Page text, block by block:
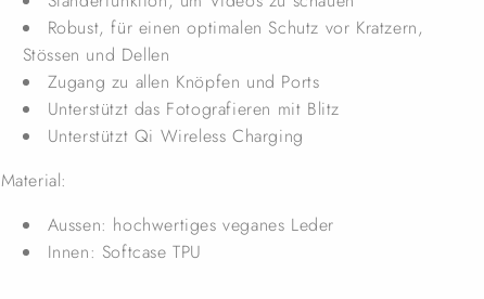
Robust, für einen optimalen Schutz vor Kratzern,
Stössen und Dellen
Zugang zu allen Knöpfen und Ports
Unterstützt das Fotografieren mit Blitz
Unterstützt Qi Wireless Charging
Material:
Aussen: hochwertiges veganes Leder
Innen: Softcase TPU